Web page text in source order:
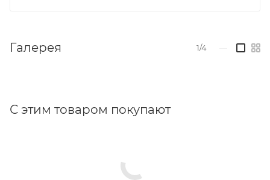
Галерея 1/4
С этим товаром покупают